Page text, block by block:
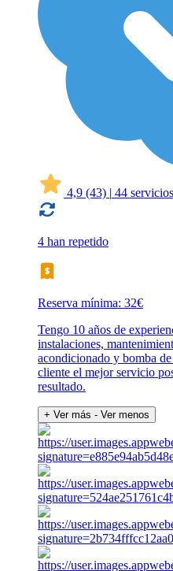
4,9 (43) | 44 servicios
4 han repetido
Reserva mínima: 32€
Tengo 10 años de
instalaciones,
acondicionado y bomba
cliente el mejor servicio
resultado.
+ Ver más - Ver menos